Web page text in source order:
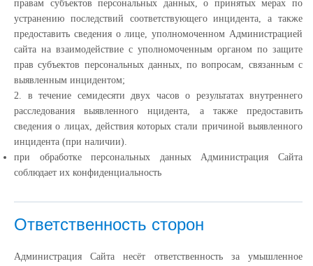
правам субъектов персональных данных, о принятых мерах по
устранению последствий соответствующего инцидента, а также
предоставить сведения о лице, уполномоченном Администрацией
сайта на взаимодействие с уполномоченным органом по защите
прав субъектов персональных данных, по вопросам, связанным с
выявленным инцидентом;
2. в течение семидесяти двух часов о результатах внутреннего
расследования выявленного нцидента, а также предоставить
сведения о лицах, действия которых стали причиной выявленного
инцидента (при наличии).
при обработке персональных данных Администрация Сайта
соблюдает их конфиденциальность
Ответственность сторон
Администрация Сайта несёт ответственность за умышленное